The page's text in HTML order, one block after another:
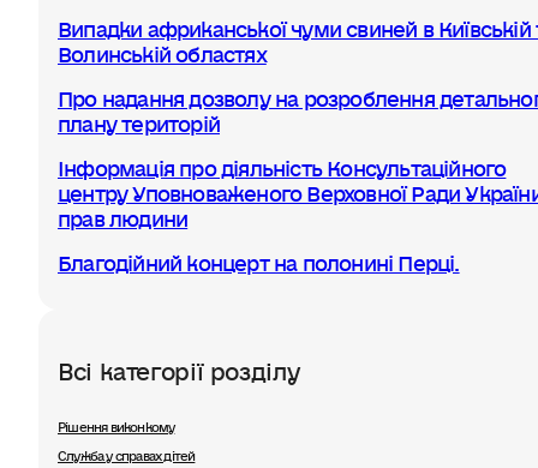
Випадки африканської чуми свиней в Київській
Волинській областях
Про надання дозволу на розроблення
плану територій
Інформація про діяльність Консультаційного
центру Уповноваженого Верховної Ради
прав людини
Благодійний концерт на полонині Перці.
Всі категорії розділу
Рішення виконкому
Служба у справах дітей